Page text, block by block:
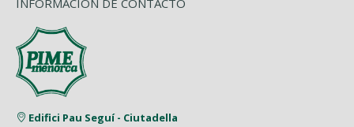
INFORMACIÓN DE CONTACTO
Edifici Pau Seguí - Ciutadella